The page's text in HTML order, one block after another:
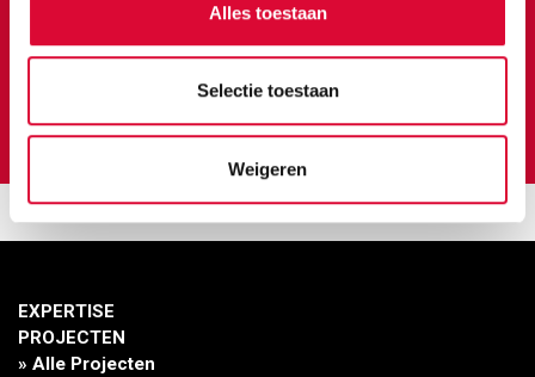
Alles toestaan
Selectie toestaan
Weigeren
BIM-STANDAARDEN
BENG
EXPERTISE
PROJECTEN
» Alle Projecten